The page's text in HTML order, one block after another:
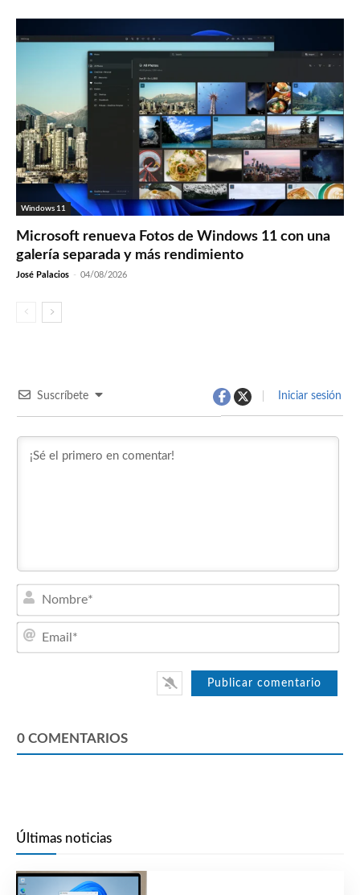
Windows 11
Microsoft renueva Fotos de Windows 11 con una
galería separada y más rendimiento
José Palacios - 04/08/2026
Suscríbete Iniciar sesión
0 COMENTARIOS
Últimas noticias